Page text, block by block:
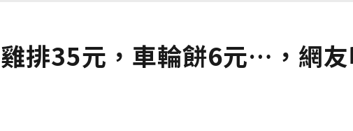
排35元，車輪餅6元…，網